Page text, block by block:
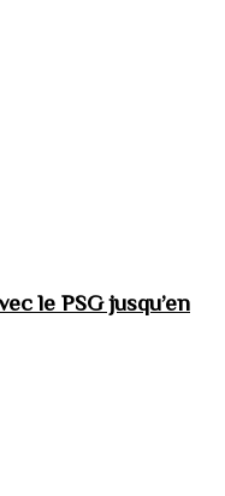
le PSG jusqu’en